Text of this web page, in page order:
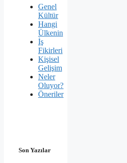
Genel
Kültür
Hangi
Ülkenin
İş
Fikirleri
Kişisel
Gelişim
Neler
Oluyor?
Öneriler
Son Yazılar